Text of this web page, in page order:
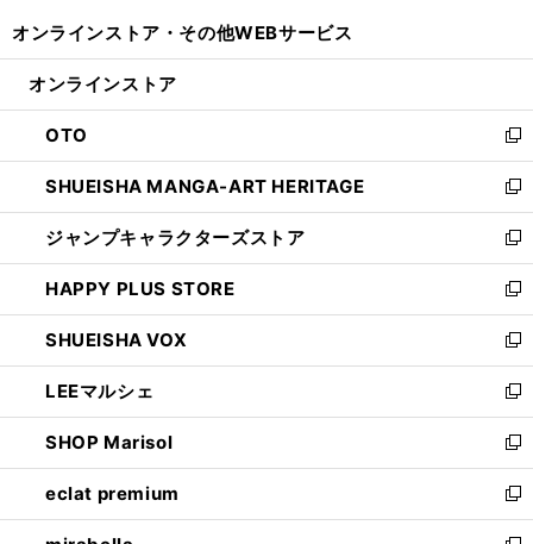
開
ン
ウ
で
開
く
ウ
ン
ド
ウ
で
開
く
オンラインストア・ その他WEBサービス
オンラインストア
OTO
新
し
い
ウ
ィ
ン
ド
ウ
で
開
く
SHUEISHA MANGA-ART HERITAGE
新
し
い
ウ
ィ
ン
ド
ウ
で
開
く
ジャンプキャラクターズストア
新
し
い
ウ
ィ
ン
ド
ウ
で
開
く
HAPPY PLUS STORE
新
し
い
ウ
ィ
ン
ド
ウ
で
開
SHUEISHA VOX
新
し
い
ウ
ィ
ン
ド
ウ
LEEマルシェ
新
し
い
ウ
ィ
ン
SHOP Marisol
新
し
い
ウ
eclat premium
新
し